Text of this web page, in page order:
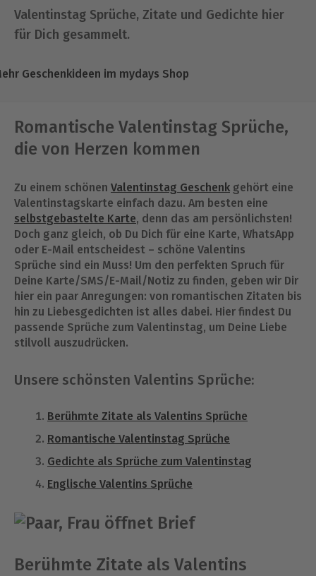
Valentinstag Sprüche, Zitate und Gedichte hier
für Dich gesammelt.
Geschenkideen im mydays Shop
Romantische Valentinstag Sprüche,
die von Herzen kommen
Zu einem schönen Valentinstag Geschenk gehört eine
Valentinstagskarte einfach dazu. Am besten eine
selbstgebastelte Karte, denn das am persönlichsten!
Doch ganz gleich, ob Du Dich für eine Karte, WhatsApp
oder E-Mail entscheidest – schöne Valentins
Sprüche sind ein Muss! Um den perfekten Spruch für
Deine Karte/SMS/E-Mail/Notiz zu finden, geben wir Dir
hier ein paar Anregungen: von romantischen Zitaten bis
hin zu Liebesgedichten ist alles dabei. Hier findest Du
passende Sprüche zum Valentinstag, um Deine Liebe
stilvoll auszudrücken.
Unsere schönsten Valentins Sprüche:
Berühmte Zitate als Valentins Sprüche
Romantische Valentinstag Sprüche
Gedichte als Sprüche zum Valentinstag
Englische Valentins Sprüche
Berühmte Zitate als Valentins